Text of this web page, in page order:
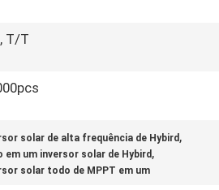
T/T
solar de alta frequência de Hybird ,
em um inversor solar de Hybird ,
solar todo de MPPT em um